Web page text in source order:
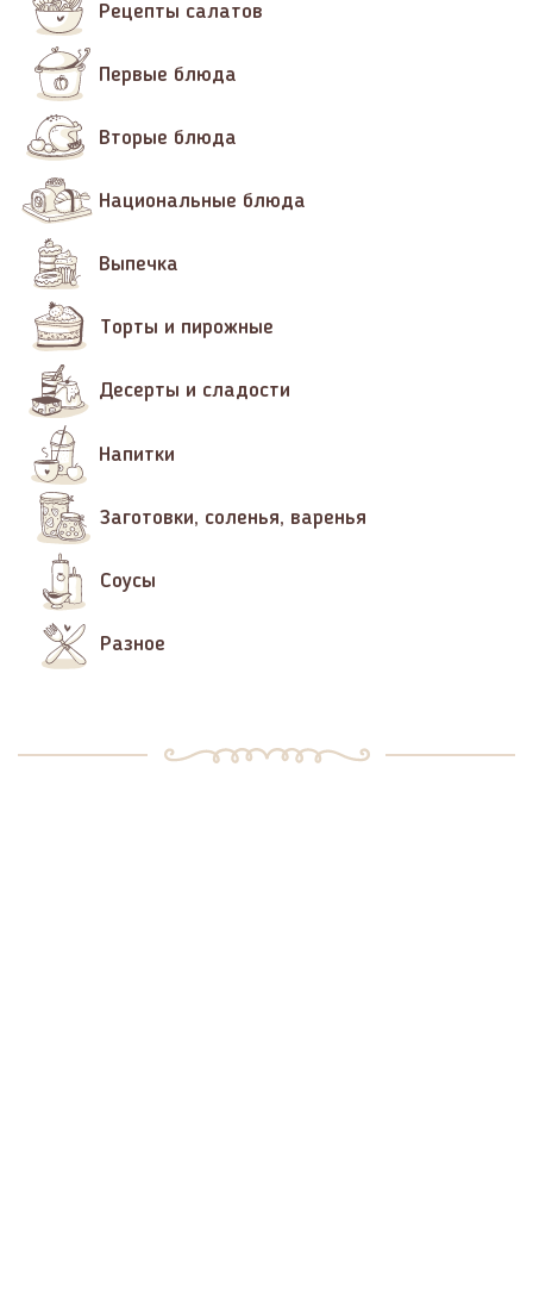
Рецепты салатов
Первые блюда
Вторые блюда
Национальные блюда
Выпечка
Торты и пирожные
Десерты и сладости
Напитки
Заготовки, соленья, варенья
Соусы
Разное